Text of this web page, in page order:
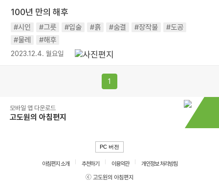
#독서
#건강 #면역력
100년 만의 해후
#시인 #그릇 #입술 #흙 #숨결 #장작불
#도공
#물레
#해후
2023.12.4. 월요일
1
모바일 앱 다운로드
고도원의 아침편지
PC 버전
아침편지 소개 추천하기 이용약관
개인정보 처리방침
ⓒ 고도원의 아침편지